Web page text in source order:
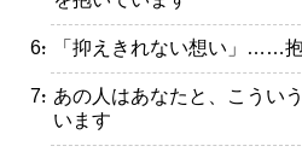
・「抑えきれない想い」……
・あの人はあなたと、こうい
います